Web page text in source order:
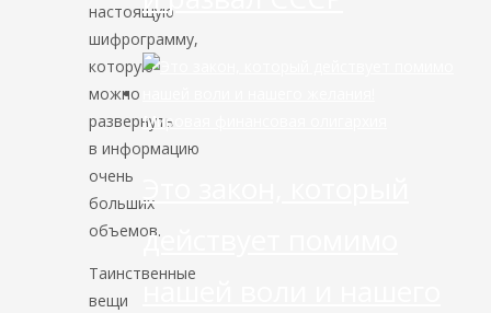
настоящую
шифрограмму,
которую
можно
развернуть
в информацию
очень
больших
объемов.
Таинственные
вещи
Мировая финансовая олигархия
действует помимо
нашей воли и нашего